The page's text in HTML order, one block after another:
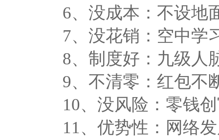
6、没成本：不设地
7、没花销：空中学
8、制度好：九级人
9、不清零：红包不
10、没风险：零钱
11、优势性：网络